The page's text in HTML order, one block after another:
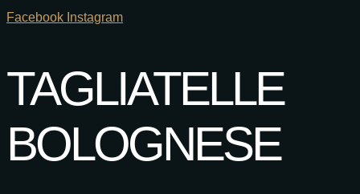
Facebook Instagram
TAGLIATELLE
BOLOGNESE